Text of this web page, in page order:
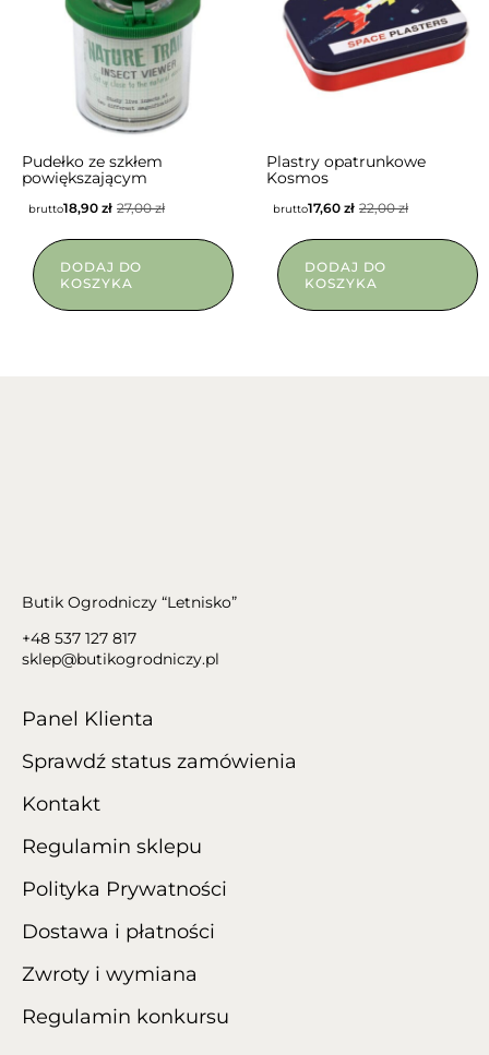
Pudełko ze szkłem
powiększającym
27,00zł
18,90 zł
brutto
DODAJ DO
KOSZYKA
Plastry opatrunkowe
Kosmos
22,00zł
17,60 zł
brutto
DODAJ DO
KOSZYKA
Butik Ogrodniczy “Letnisko”
+48 537 127 817
sklep@butikogrodniczy.pl
Panel Klienta
Sprawdź status zamówienia
Kontakt
Regulamin sklepu
Polityka Prywatności
Dostawa i płatności
Zwroty i wymiana
Regulamin konkursu